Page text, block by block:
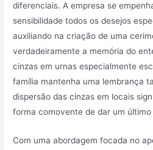
diferenciais. A empresa se
sensibilidade todos os desejos
auxiliando na criação de uma
verdadeiramente a memória do
cinzas em urnas especialmente
família mantenha uma lembrança
dispersão das cinzas em locais
forma comovente de dar um último
Com uma abordagem focada no